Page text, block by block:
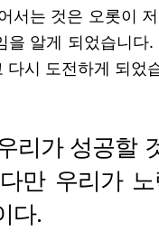
서는 것은 오롯이
을 알게 되었습니다
다시 도전하게 되었
리가 성공할
다만 우리가
다.